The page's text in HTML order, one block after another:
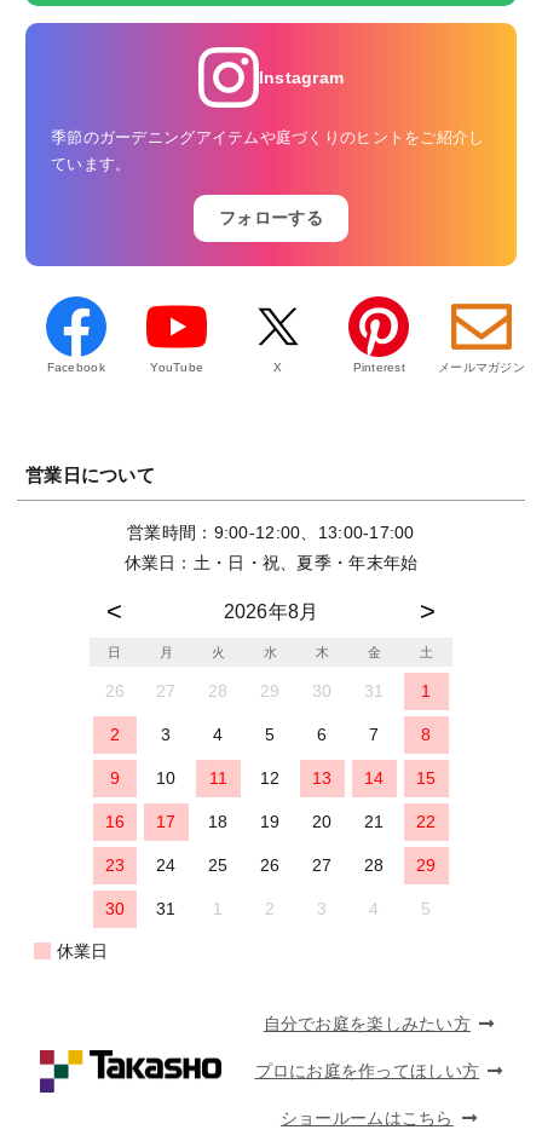
Instagram
季節のガーデニングアイテムや庭づくりのヒントをご紹介し
ています。
フォローする
Facebook YouTube X Pinterest メールマガジン
営業日について
営業時間：9:00-12:00、13:00-17:00
休業日：土・日・祝、夏季・年末年始
2026年8月
日 月 火 水 木 金 土
26 27 28 29 30 31 1
2 3 4 5 6 7 8
9 10 11 12 13 14 15
16 17 18 19 20 21 22
23 24 25 26 27 28 29
30 31 1 2 3 4 5
休業日
自分でお庭を楽しみたい方
プロにお庭を作ってほしい方
ショールームはこちら